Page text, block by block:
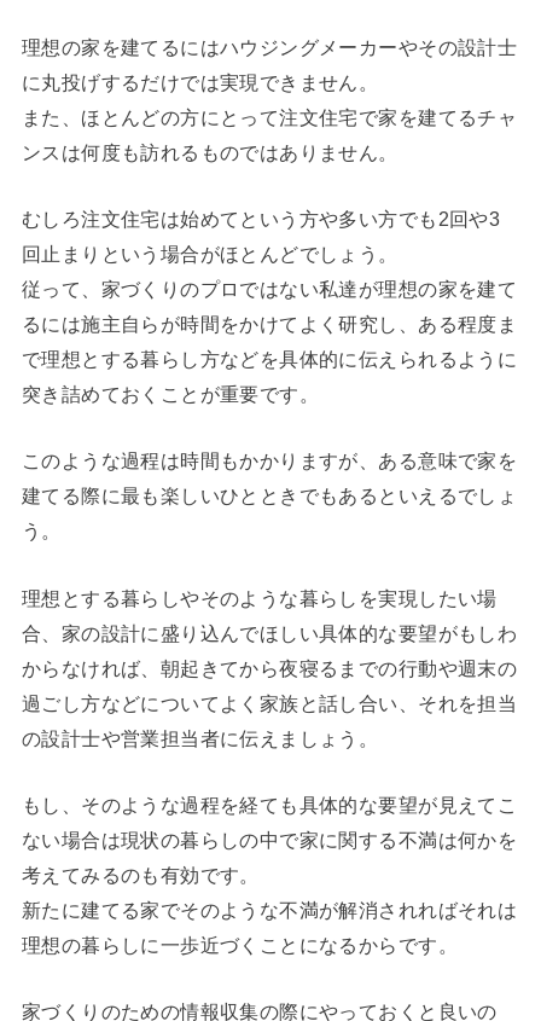
理想の家を建てるにはハウジングメーカーやその設計士
に丸投げするだけでは実現できません。
また、ほとんどの方にとって注文住宅で家を建てるチャ
ンスは何度も訪れるものではありません。
むしろ注文住宅は始めてという方や多い方でも2回や3
回止まりという場合がほとんどでしょう。
従って、家づくりのプロではない私達が理想の家を建て
るには施主自らが時間をかけてよく研究し、ある程度ま
で理想とする暮らし方などを具体的に伝えられるように
突き詰めておくことが重要です。
このような過程は時間もかかりますが、ある意味で家を
建てる際に最も楽しいひとときでもあるといえるでしょ
う。
理想とする暮らしやそのような暮らしを実現したい場
合、家の設計に盛り込んでほしい具体的な要望がもしわ
からなければ、朝起きてから夜寝るまでの行動や週末の
過ごし方などについてよく家族と話し合い、それを担当
の設計士や営業担当者に伝えましょう。
もし、そのような過程を経ても具体的な要望が見えてこ
ない場合は現状の暮らしの中で家に関する不満は何かを
考えてみるのも有効です。
新たに建てる家でそのような不満が解消されればそれは
理想の暮らしに一歩近づくことになるからです。
家づくりのための情報収集の際にやっておくと良いの